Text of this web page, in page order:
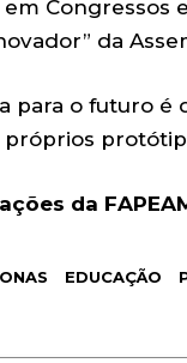
Congressos
da
para o futuro é
próprios
da
EDUCAÇÃO